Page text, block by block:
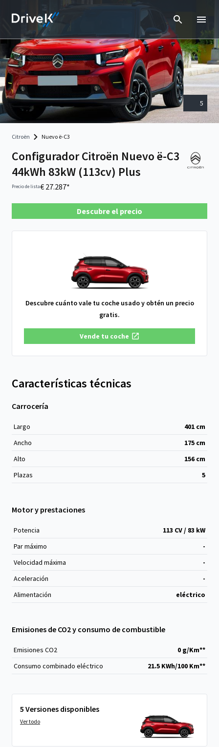
5
Citroën Nuevo ë-C3
Configurador Citroën Nuevo ë-C3
44kWh 83kW (113cv) Plus
Precio de lista€ 27.287*
Descubre el precio
Descubre cuánto vale tu coche usado y obtén un precio
gratis.
Vende tu coche
Características técnicas
Carrocería
Largo 401 cm
Ancho
175 cm
Alto
156 cm
Plazas
5
Motor y prestaciones
Potencia
113 CV / 83 kW
Par máximo
-
Velocidad máxima
-
Aceleración
-
Alimentación
eléctrico
Emisiones de CO2 y consumo de combustible
Emisiones CO2
0 g/Km**
Consumo combinado eléctrico
21.5 KWh/100 Km**
5 Versiones disponibles
Ver todo